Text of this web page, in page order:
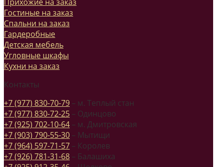
Гостиные на заказ
Спальни на заказ
Гардеробные
Детская мебель
Угловные шкафы
Кухни на заказ
Контакты
+7 (977) 830-70-79 – м. Теплый стан
+7 (977) 830-72-25 – Одинцово
+7 (925) 702-10-64 – м. Дмитровская
+7 (903) 790-55-30 – Мытищи
+7 (964) 597-71-57 – Королев
+7 (926) 781-31-68 – Балашиха